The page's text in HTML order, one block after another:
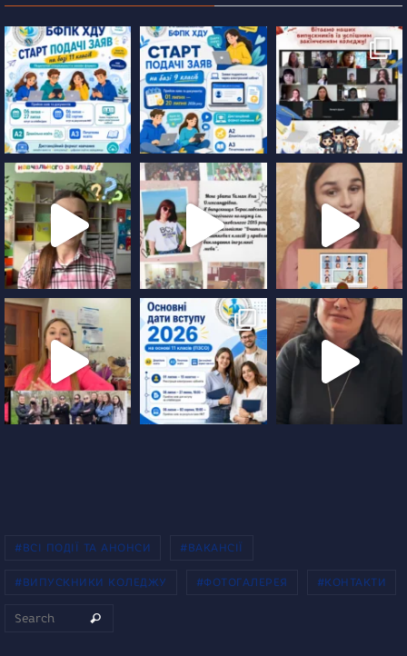
#ВСІ ПОДІЇ ТА АНОНСИ #ВАКАНСІЇ
#ВИПУСКНИКИ КОЛЕДЖУ #ФОТОГАЛЕРЕЯ #КОНТАКТИ
Search